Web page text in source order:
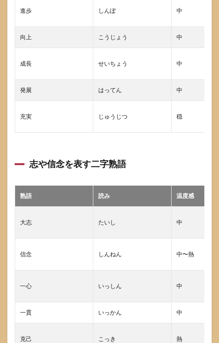
後輩
に”励
別に
前向
二字
熟語
を使
ける
7.1
くい
進歩 しんぽ 中
向上 こうじょう 中
成長 せいちょう 中
発展 はってん 中
充実 じゅうじつ 穏
志や信念を表す二字熟語
熟語 読み 温度感
大志 たいし 中
信念 しんねん 中〜熱
一心 いっしん 中
一貫 いっかん 中
克己 こっき 熱